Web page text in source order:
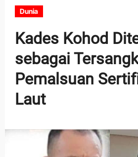
Dunia
Kades Kohod
sebagai
Pemalsuan
Laut